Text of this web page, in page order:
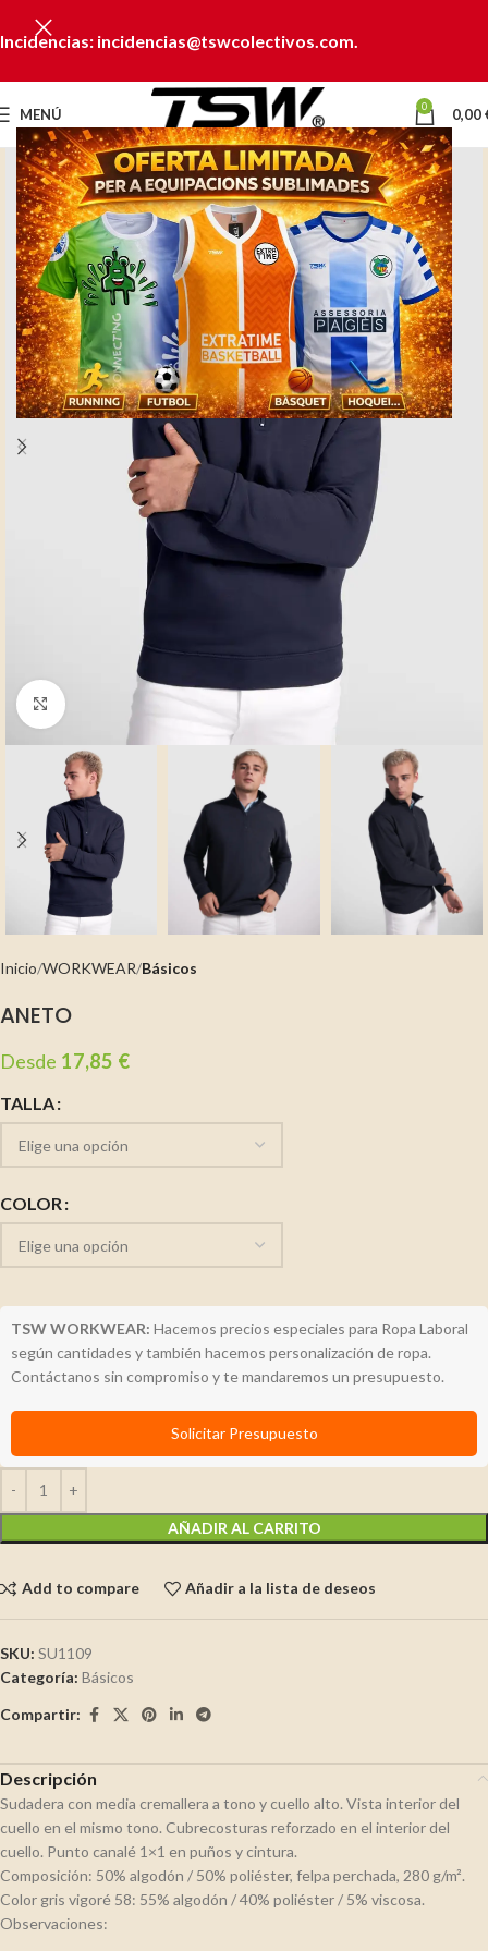
Incidencias: incidencias@tswcolectivos.com.
MENÚ 0 0,00
Clic para ampliar
Inicio WORKWEAR Básicos
ANETO
Desde 17,85 €
TALLA
COLOR
AÑADIR AL CARRITO
TSW WORKWEAR: Hacemos precios especiales para Ropa Laboral
según cantidades y también hacemos personalización de ropa.
Contáctanos sin compromiso y te mandaremos un presupuesto.
Solicitar Presupuesto
Add to compare Añadir a la lista de deseos
SKU: SU1109
Categoría: Básicos
Compartir:
Descripción
Sudadera con media cremallera a tono y cuello alto. Vista interior del
cuello en el mismo tono. Cubrecosturas reforzado en el interior del
cuello. Punto canalé 1×1 en puños y cintura.
Composición: 50% algodón / 50% poliéster, felpa perchada, 280 g/m².
Color gris vigoré 58: 55% algodón / 40% poliéster / 5% viscosa.
Observaciones: